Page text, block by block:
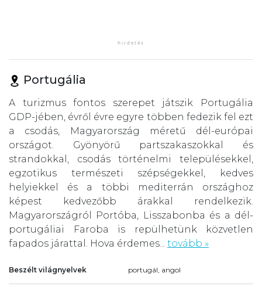
Portugália
A turizmus fontos szerepet játszik Portugália
GDP-jében, évről évre egyre többen fedezik fel ezt
a csodás, Magyarország méretű dél-európai
országot. Gyönyörű partszakaszokkal és
strandokkal, csodás történelmi településekkel,
egzotikus természeti szépségekkel, kedves
helyiekkel és a többi mediterrán országhoz
képest kedvezőbb árakkal rendelkezik.
Magyarországról Portóba, Lisszabonba és a dél-
portugáliai Faroba is repülhetünk közvetlen
fapados járattal. Hova érdemes... tovább »
Beszélt világnyelvek portugál, angol